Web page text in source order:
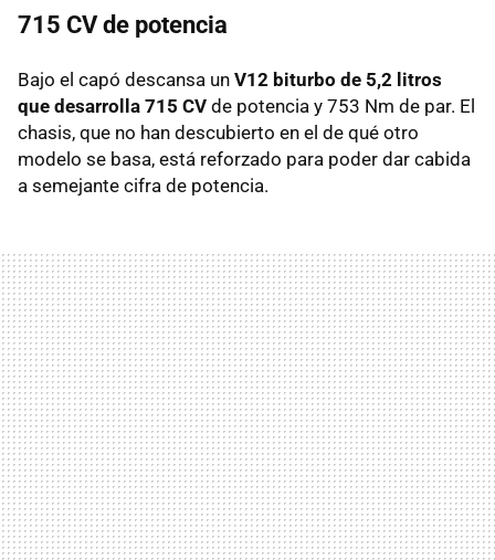
715 CV de potencia
Bajo el capó descansa un V12 biturbo de 5,2 litros
que desarrolla 715 CV de potencia y 753 Nm de par. El
chasis, que no han descubierto en el de qué otro
modelo se basa, está reforzado para poder dar cabida
a semejante cifra de potencia.